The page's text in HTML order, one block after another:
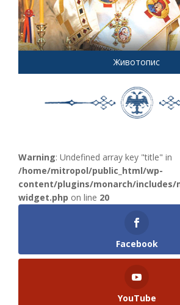
Животопис
Warning: Undefined array key "title" in
/home/mitropol/public_html/wp-
content/plugins/monarch/includes/
widget.php on line 20
Facebook
YouTube